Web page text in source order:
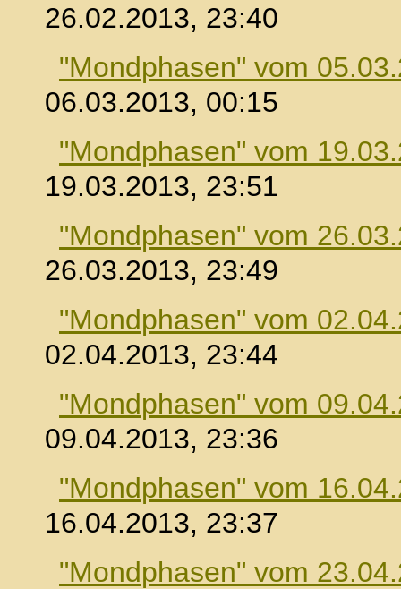
26.02.2013, 23:40
"Mondphasen" vom
06.03.2013, 00:15
"Mondphasen" vom
19.03.2013, 23:51
"Mondphasen" vom
26.03.2013, 23:49
"Mondphasen" vom
02.04.2013, 23:44
"Mondphasen" vom
09.04.2013, 23:36
"Mondphasen" vom
16.04.2013, 23:37
"Mondphasen" vom